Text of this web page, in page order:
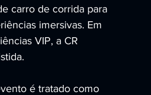
carro de corrida para
imersivas. Em
VIP, a CR
é tratado como